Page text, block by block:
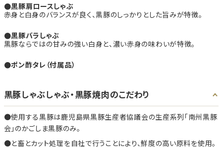
黒豚肩ロースしゃぶ
赤身と白身のバランスが良く、黒豚のしっかりとした旨みが特徴。
黒豚バラしゃぶ
黒豚ならではの甘みの強い白身と、濃い赤身の味わいが特徴。
ポン酢タレ（付属品）
黒豚しゃぶしゃぶ・黒豚焼肉のこだわり
使用する黒豚は鹿児島県黒豚生産者協議会の生産系列「南州黒豚
会」のかごしま黒豚のみ。
と畜とカット処理を自社で行うことにより、鮮度の高い原料を使用。